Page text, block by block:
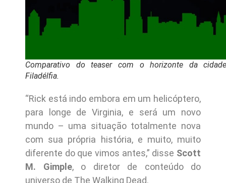
Comparativo do teaser com o horizonte da
Filadélfia.
“Rick está indo embora em um helicóptero,
para longe de Virginia, e será um novo
mundo – uma situação totalmente nova
com sua própria história, e muito, muito
diferente do que vimos antes,” disse Scott
M. Gimple, o diretor de conteúdo do
universo de The Walking Dead.